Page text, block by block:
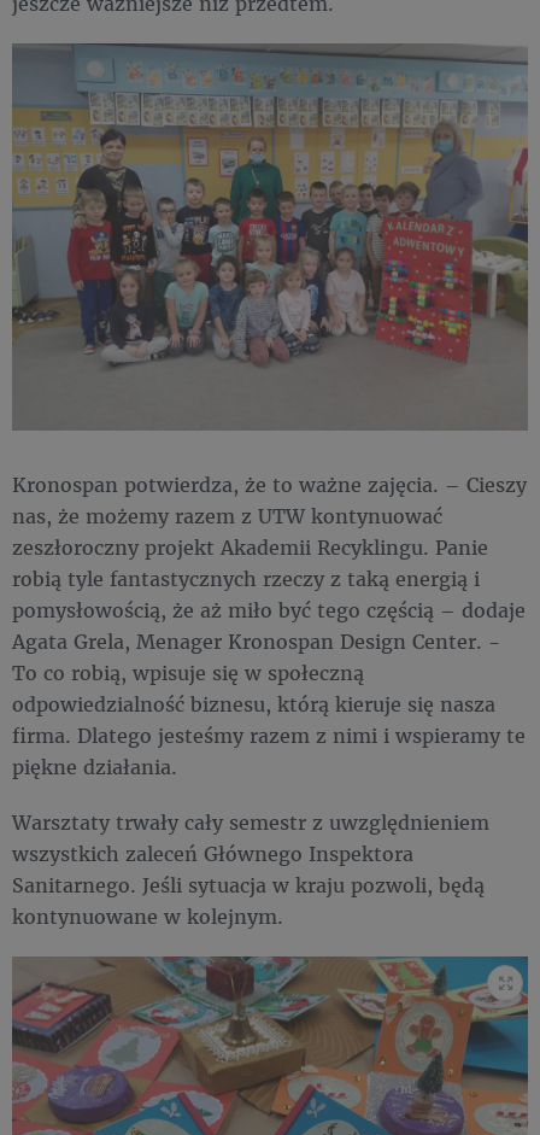
Kronospan potwierdza, że to ważne zajęcia. – Cieszy
nas, że możemy razem z UTW kontynuować
zeszłoroczny projekt Akademii Recyklingu. Panie
robią tyle fantastycznych rzeczy z taką energią i
pomysłowością, że aż miło być tego częścią – dodaje
Agata Grela, Menager Kronospan Design Center. -
To co robią, wpisuje się w społeczną
odpowiedzialność biznesu, którą kieruje się nasza
firma. Dlatego jesteśmy razem z nimi i wspieramy te
piękne działania.
Warsztaty trwały cały semestr z uwzględnieniem
wszystkich zaleceń Głównego Inspektora
Sanitarnego. Jeśli sytuacja w kraju pozwoli, będą
kontynuowane w kolejnym.